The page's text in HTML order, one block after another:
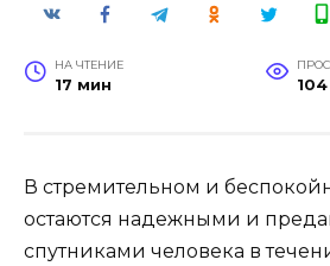
НА ЧТЕНИЕ
17 мин 104
В стремительном и
остаются надежными и
спутниками человека в